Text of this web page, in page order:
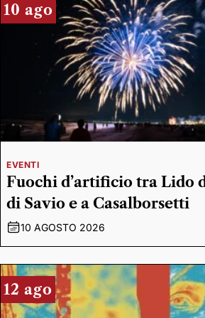
10 ago
EVENTI
Fuochi d’artificio tra Lido
di Savio e a Casalborsetti
10 AGOSTO 2026
12 ago